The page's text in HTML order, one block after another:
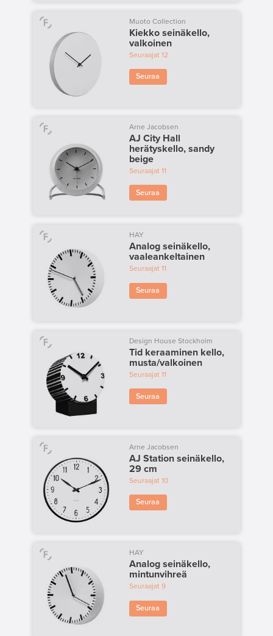
Muoto Collection
Kiekko seinäkello,
valkoinen
Seuraajat 12
Seuraa
Arne Jacobsen
AJ City Hall
herätyskello, sandy
beige
Seuraajat11
Seuraa
HAY
Analog seinäkello,
vaaleankeltainen
Seuraajat11
Seuraa
Design House Stockholm
Tid keraaminen kello,
musta/valkoinen
Seuraajat11
Seuraa
Arne Jacobsen
AJ Station seinäkello,
29 cm
Seuraajat 10
Seuraa
HAY
Analog seinäkello,
mintunvihreä
Seuraajat9
Seuraa